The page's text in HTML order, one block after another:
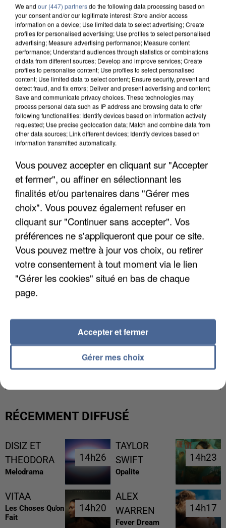
LES DONNÉES DE 300 000 CLIENTS DÉROBÉES À
INTERMARCHÉ APRÈS UNE...
LES FRANÇAIS, FANS DE LA FLEMME
RÉCEMMENT DIFFUSÉ
DISIZ ET
THEODORA
Melodrama
14h26
14h26
TAYLOR
SWIFT
Opalite
14h23
14h23
VITAA
Les Choses Qu'on
Fait
14h20
14h20
ALEX
WARREN
Fever Dream
14h17
14h17
We and our (447) partnersdo the following data processing based on
your consent and/or our legitimate interest: Store and/or access
information on a device; Use limited data to select advertising; Create
profiles for personalised advertising; Use profiles to select personalised
advertising; Measure advertising performance; Measure content
performance; Understand audiences through statistics or combinations
of data from different sources; Develop and improve services; Create
profiles to personalise content; Use profiles to select personalised
content; Use limited data to select content; Ensure security, prevent and
detect fraud, and fix errors; Deliver and present advertising and content;
Save and communicate privacy choices. These technologies may
process personal data such as IP address and browsing data to offer
following functionalities: Identify devices based on information actively
requested; Use precise geolocation data; Match and combine data from
other data sources; Link different devices; Identify devices based on
information transmitted automatically.
Vous pouvez accepter en cliquant sur "Accepter
et fermer", ou affiner en sélectionnant les
finalités et/ou partenaires dans "Gérer mes
choix". Vous pouvez également refuser en
cliquant sur "Continuer sans accepter". Vos
préférences ne s'appliqueront que pour ce site.
Vous pouvez mettre à jour vos choix, ou retirer
votre consentement à tout moment via le lien
"Gérer les cookies" situé en bas de chaque
page.
Gérer mes choix
Accepter et fermer